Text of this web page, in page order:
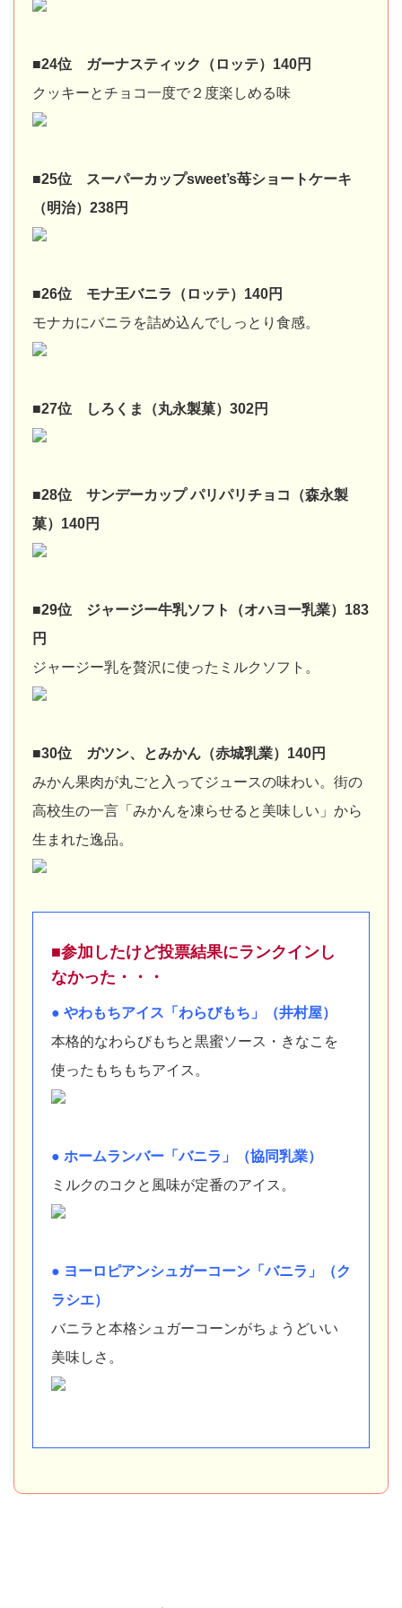
■24位 ガーナスティック（ロッテ）140円
クッキーとチョコ一度で２度楽しめる味
■25位 スーパーカップsweet’s苺ショートケーキ
（明治）238円
■26位 モナ王バニラ（ロッテ）140円
モナカにバニラを詰め込んでしっとり食感。
■27位 しろくま（丸永製菓）302円
■28位 サンデーカップ パリパリチョコ（森永製
菓）140円
■29位 ジャージー牛乳ソフト（オハヨー乳業）183
円
ジャージー乳を贅沢に使ったミルクソフト。
■30位 ガツン、とみかん（赤城乳業）140円
みかん果肉が丸ごと入ってジュースの味わい。街の
高校生の一言「みかんを凍らせると美味しい」から
生まれた逸品。
■参加したけど投票結果にランクインし
なかった・・・
● やわもちアイス「わらびもち」（井村屋）
本格的なわらびもちと黒蜜ソース・きなこを
使ったもちもちアイス。
● ホームランバー「バニラ」（協同乳業）
ミルクのコクと風味が定番のアイス。
● ヨーロピアンシュガーコーン「バニラ」（ク
ラシエ）
バニラと本格シュガーコーンがちょうどいい
美味しさ。